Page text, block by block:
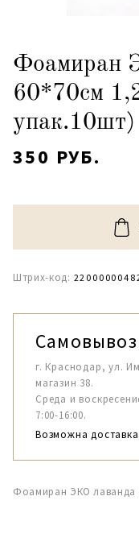
Фоамиран
60*70см
упак.10шт)
350 РУБ.
Штрих-код:
г. Краснодар, ул.
магазин 38.
Среда и
7:00-16:00.
Возможна
Фоамиран ЭКО лаванда